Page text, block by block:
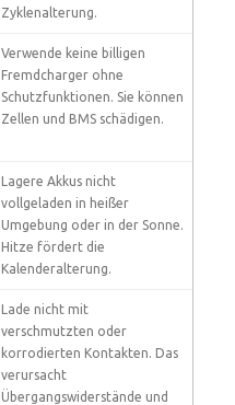
Zyklenalterung.
Verwende keine billigen
Fremdcharger ohne
Schutzfunktionen. Sie können
Zellen und BMS schädigen.
Lagere Akkus nicht
vollgeladen in heißer
Umgebung oder in der Sonne.
Hitze fördert die
Kalenderalterung.
Lade nicht mit
verschmutzten oder
korrodierten Kontakten. Das
verursacht
Übergangswiderstände und